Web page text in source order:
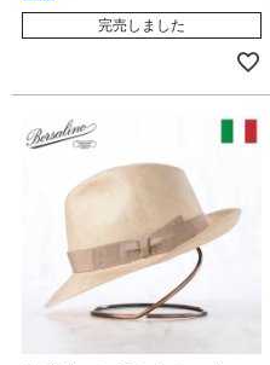
完売しました